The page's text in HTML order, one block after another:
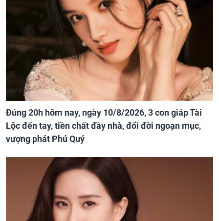
Đúng 20h hôm nay, ngày 10/8/2026, 3 con giáp Tài
Lộc đến tay, tiền chất đầy nhà, đổi đời ngoạn mục,
vượng phát Phú Quý